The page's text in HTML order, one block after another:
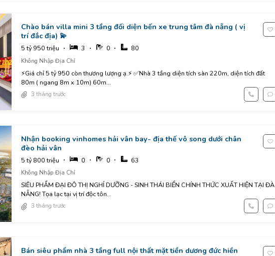
Chào bán villa mini 3 tầng đối diện bến xe trung tâm đà nẵng ( vị
trí đắc địa) 💫
5 tỷ 950 triệu 3 0 80
Không Nhập Địa Chỉ
⚡️Giá chỉ 5 tỷ 950 còn thương lượng ạ.⚡️ ✅Nhà 3 tầng diện tích sàn 220m, diện tích đất
80m ( ngang 8m x 10m) 60m...
3 tháng trước
Nhận booking vinhomes hải vân bay- địa thế vô song dưới chân
đèo hải vân
5 tỷ 800 triệu 0 0 63
Không Nhập Địa Chỉ
SIÊU PHẨM ĐẠI ĐÔ THỊ NGHỈ DƯỠNG - SINH THÁI BIỂN CHÍNH THỨC XUẤT HIỆN TẠI ĐÀ
NẴNG! Tọa lạc tại vị trí độc tôn...
3 tháng trước
Bán siêu phẩm nhà 3 tầng full nội thất mặt tiền dương đức hiền